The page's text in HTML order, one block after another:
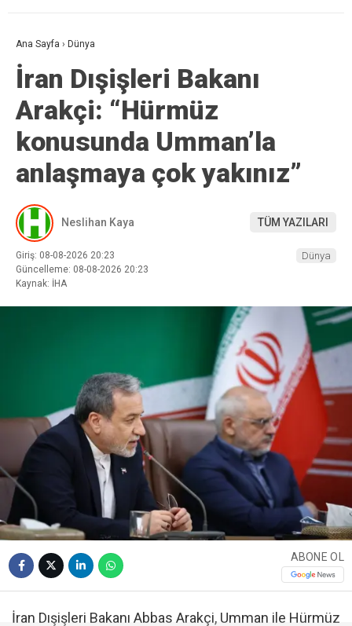
Ana Sayfa › Dünya
İran Dışişleri Bakanı
Arakçi: “Hürmüz
konusunda Umman’la
anlaşmaya çok yakınız”
Neslihan Kaya TÜM YAZILARI
Giriş: 08-08-2026 20:23
Güncelleme: 08-08-2026 20:23
Kaynak: İHA
Dünya
ABONE OL
İran Dışişleri Bakanı Abbas Arakçi, Umman ile Hürmüz